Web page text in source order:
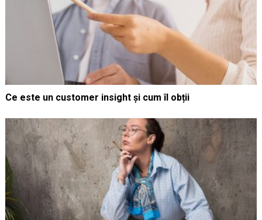
Ce este un customer insight și cum îl obții